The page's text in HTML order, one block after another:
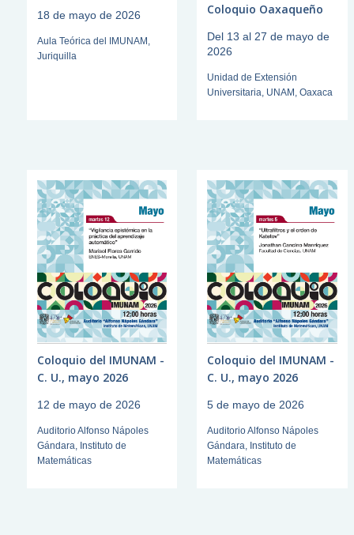
18 de mayo de 2026
Aula Teórica del IMUNAM,
Juriquilla
Coloquio Oaxaqueño
Del 13 al 27 de mayo de
2026
Unidad de Extensión
Universitaria, UNAM, Oaxaca
Coloquio del IMUNAM -
C. U., mayo 2026
12 de mayo de 2026
Auditorio Alfonso Nápoles
Gándara, Instituto de
Matemáticas
Coloquio del IMUNAM -
C. U., mayo 2026
5 de mayo de 2026
Auditorio Alfonso Nápoles
Gándara, Instituto de
Matemáticas